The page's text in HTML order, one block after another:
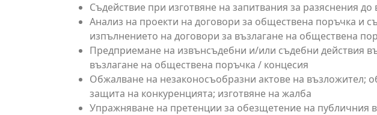
Съдействие при изготвяне на запитвания за разяснения до
Анализ на проекти на договори за обществена поръчка и
изпълнението на договори за възлагане на обществена
Предприемане на извънсъдебни и/или съдебни действия
възлагане на обществена поръчка / концесия
Обжалване на незаконосъобразни актове на възложител;
защита на конкуренцията; изготвяне на жалба
Упражняване на претенции за обезщетение на публичния